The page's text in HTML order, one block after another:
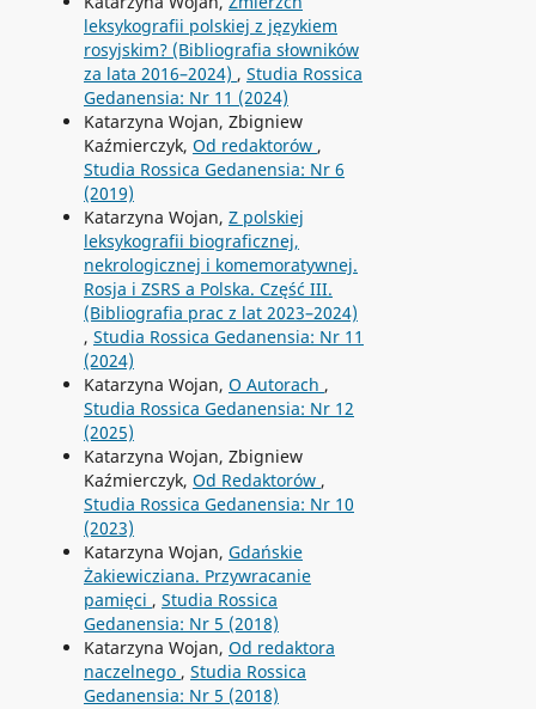
leksykografii polskiej z językiem
rosyjskim? (Bibliografia słowników
za lata 2016–2024) , Studia Rossica
Gedanensia: Nr 11 (2024)
Katarzyna Wojan, Zbigniew
Kaźmierczyk, Od redaktorów ,
Studia Rossica Gedanensia: Nr 6
(2019)
Katarzyna Wojan, Z polskiej
leksykografii biograficznej,
nekrologicznej i komemoratywnej.
Rosja i ZSRS a Polska. Część III.
(Bibliografia prac z lat 2023–2024)
, Studia Rossica Gedanensia: Nr 11
(2024)
Katarzyna Wojan, O Autorach ,
Studia Rossica Gedanensia: Nr 12
(2025)
Katarzyna Wojan, Zbigniew
Kaźmierczyk, Od Redaktorów ,
Studia Rossica Gedanensia: Nr 10
(2023)
Katarzyna Wojan, Gdańskie
Żakiewicziana. Przywracanie
pamięci , Studia Rossica
Gedanensia: Nr 5 (2018)
Katarzyna Wojan, Od redaktora
naczelnego , Studia Rossica
Gedanensia: Nr 5 (2018)